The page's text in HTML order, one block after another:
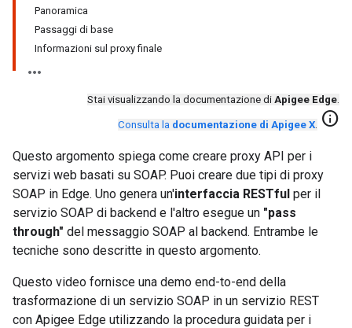
Panoramica
Passaggi di base
Informazioni sul proxy finale
Stai visualizzando la documentazione di Apigee Edge.
Consulta la documentazione di Apigee X. info
Questo argomento spiega come creare proxy API per i
servizi web basati su SOAP. Puoi creare due tipi di proxy
SOAP in Edge. Uno genera un'interfaccia RESTful per il
servizio SOAP di backend e l'altro esegue un "pass
through" del messaggio SOAP al backend. Entrambe le
tecniche sono descritte in questo argomento.
Questo video fornisce una demo end-to-end della
trasformazione di un servizio SOAP in un servizio REST
con Apigee Edge utilizzando la procedura guidata per i